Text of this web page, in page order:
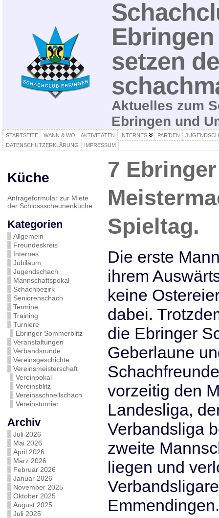
setzen
Aktuelles zum
Ebringen und
STARTSEITE WANN & WO AKTIVITÄTEN INTERNES PARTIEN
DATENSCHUTZERKLÄRUNG
IMPRESSUM
Küche
Anfrageformular zur Miete
der Schlossscheunenküche
Kategorien
Allgemein
Freundeskreis
Internes
Jubiläum
Jugendschach
Mannschaftspokal
Schachbezirk
Seniorenschach
Termine
Training
Turniere
Ebringer Sommerblitz
Veranstaltungen
Verbandsrunde
Vereinsgeschichte
Vereinsmeisterschaft
Vereinpokal
Vereinsblitz
Vereinsschnellschach
Vereinsturnier
Archiv
Juli 2026
Mai 2026
April 2026
März 2026
Februar 2026
Januar 2026
November 2025
Oktober 2025
August 2025
Juli 2025
7 Ebringer
Spieltag.
Die erste
ihrem
keine
dabei.
die Ebringer
Geberlaune
vorzeitig den
Landesliga,
Verbandsliga
zweite
liegen und
Emmendingen.